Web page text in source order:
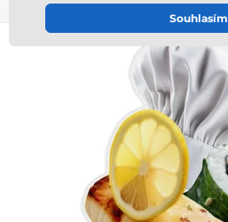
Souhlasím